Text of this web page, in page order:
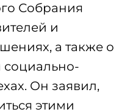
Собрания
и
а также о
социально-
Он заявил,
этими